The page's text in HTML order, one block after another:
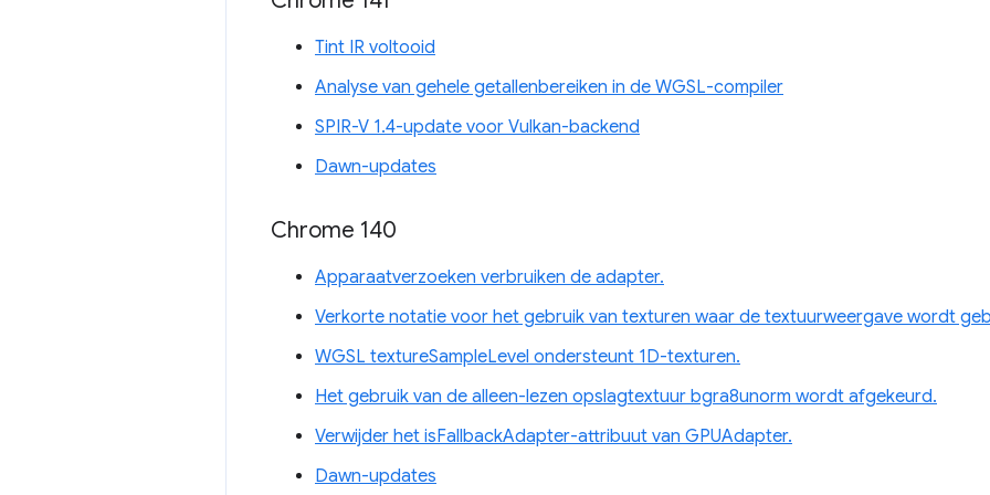
Tint IR voltooid
Analyse van gehele getallenbereiken in de WGSL-compiler
SPIR-V 1.4-update voor Vulkan-backend
Dawn-updates
Chrome 140
Apparaatverzoeken verbruiken de adapter.
Verkorte notatie voor het gebruik van texturen waar de textuurweergave wordt
WGSL textureSampleLevel ondersteunt 1D-texturen.
Het gebruik van de alleen-lezen opslagtextuur bgra8unorm wordt afgekeurd.
Verwijder het isFallbackAdapter-attribuut van GPUAdapter.
Dawn-updates